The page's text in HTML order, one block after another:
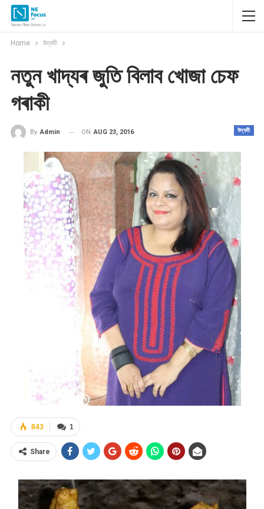
Home উদ্যমী
নতুন খাদ্যৰ জুতি বিলাব খোজা চেফ
গৰাকী
উদ্যমী
By Admin ON AUG 23, 2016
1
843
Share